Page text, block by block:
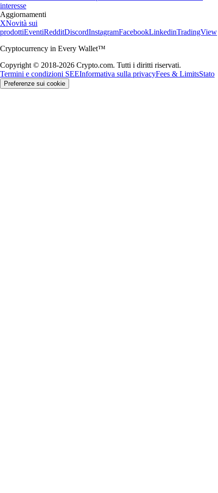
interesse
Aggiornamenti
XNovità sui
prodottiEventiRedditDiscordInstagramFacebookLinkedinTradingView
Cryptocurrency in Every Wallet™
Copyright © 2018-2026 Crypto.com. Tutti i diritti riservati.
Termini e condizioni SEEInformativa sulla privacyFees & LimitsStato
Preferenze sui cookie